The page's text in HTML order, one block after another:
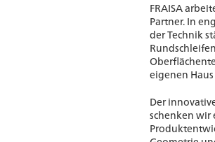
FRAISA
Partner. In
der Technik
eigenen
Der
schenken wir